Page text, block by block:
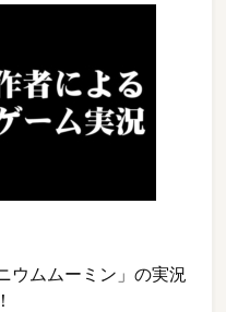
ウムムーミン」の実況